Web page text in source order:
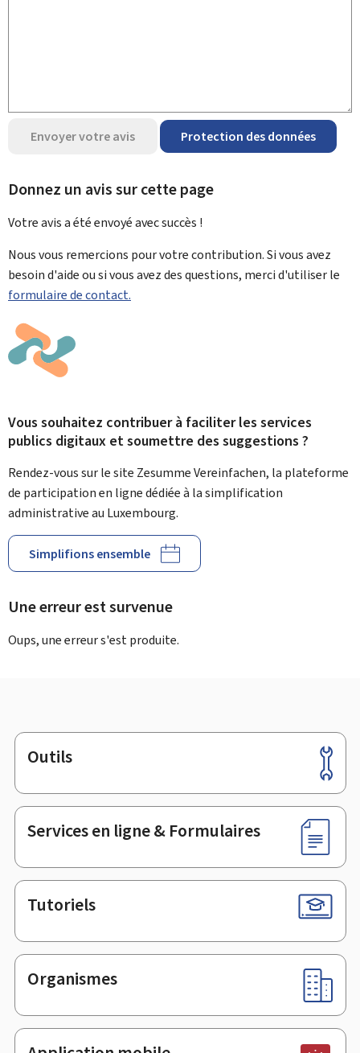
Envoyer votre avis Protection des données
Donnez un avis sur cette page
Votre avis a été envoyé avecsuccès !
Nous vous remercions pour votre contribution. Si vous avez
besoin d'aide ou si vous avez des questions, merci d'utiliser le
formulaire de contact.
Vous souhaitez contribuer à faciliter les services
publics digitaux et soumettre des suggestions ?
Rendez-vous sur le site Zesumme Vereinfachen, la plateforme
de participation en ligne dédiée à la simplification
administrative au Luxembourg.
Simplifions ensemble
Une erreur est survenue
Oups, une erreur s'est produite.
Pied
de
page
Outils
Services en ligne & Formulaires
Tutoriels
Organismes